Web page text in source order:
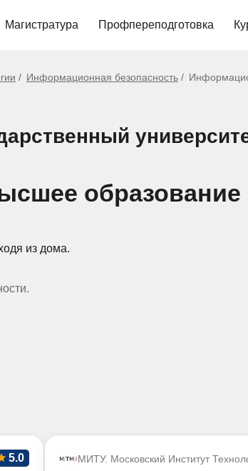
Магистратура Профпереподготовка
Информационная безопасность
образование
из дома.
5.0 МИТУ. Московский Институт